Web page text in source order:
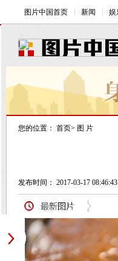
您的位置： 首页> 图 片
发布时间： 2017-03-17 08:46:43